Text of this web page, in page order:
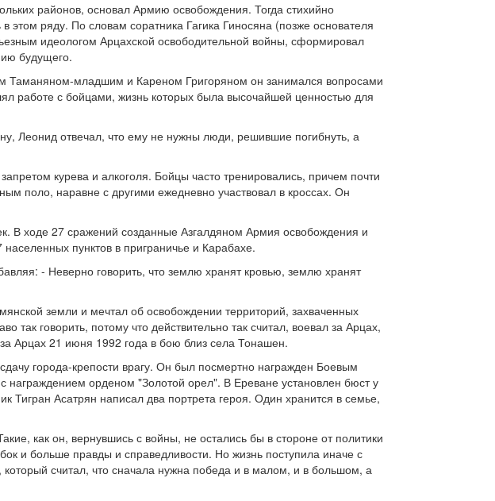
районов, основал Армию освобождения. Тогда стихийно
ряду. По словам соратника Гагика Гиносяна (позже основателя
идеологом Арцахской освободительной войны, сформировал
будущего.
Таманяном-младшим и Кареном Григоряном он занимался вопросами
работе с бойцами, жизнь которых была высочайшей ценностью для
Леонид отвечал, что ему не нужны люди, решившие погибнуть, а
курева и алкоголя. Бойцы часто тренировались, причем почти
поло, наравне с другими ежедневно участвовал в кроссах. Он
В ходе 27 сражений созданные Азгалдяном Армия освобождения и
пунктов в приграничье и Карабахе.
- Неверно говорить, что землю хранят кровью, землю хранят
земли и мечтал об освобождении территорий, захваченных
говорить, потому что действительно так считал, воевал за Арцах,
Арцах 21 июня 1992 года в бою близ села Тонашен.
города-крепости врагу. Он был посмертно награжден Боевым
награждением орденом "Золотой орел". В Ереване установлен бюст у
Асатрян написал два портрета героя. Один хранится в семье,
как он, вернувшись с войны, не остались бы в стороне от политики
и больше правды и справедливости. Но жизнь поступила иначе с
считал, что сначала нужна победа и в малом, и в большом, а